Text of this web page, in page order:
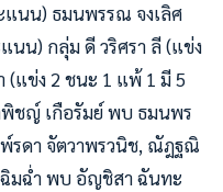
แนน) ธมนพรรณ จงเลิศ
นน) กลุ่ม ดี วริศรา ลี (แข่ง
(แข่ง 2 ชนะ 1 แพ้ 1 มี 5
ชญ์ เกือรัมย์ พบ ธมนพร
รดา จัตวาพรวนิช, ณัฎฐณิ
มฉ่ำ พบ อัญชิสา ฉันทะ